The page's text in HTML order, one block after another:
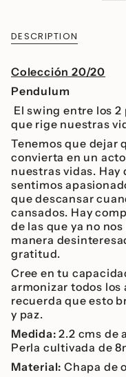
DESCRIPTION
Colección 20/20
Pendulum
El swing entre los
que rige nuestras
Tenemos que dejar
convierta en un
nuestras vidas.
sentimos
que descansar
cansados. Hay
de las que ya no
manera
gratitud.
Cree en tu
armonizar todos los
recuerda que esto
y paz.
Medida:2.2 cms de
Perla cultivada de
Material: Chapa de